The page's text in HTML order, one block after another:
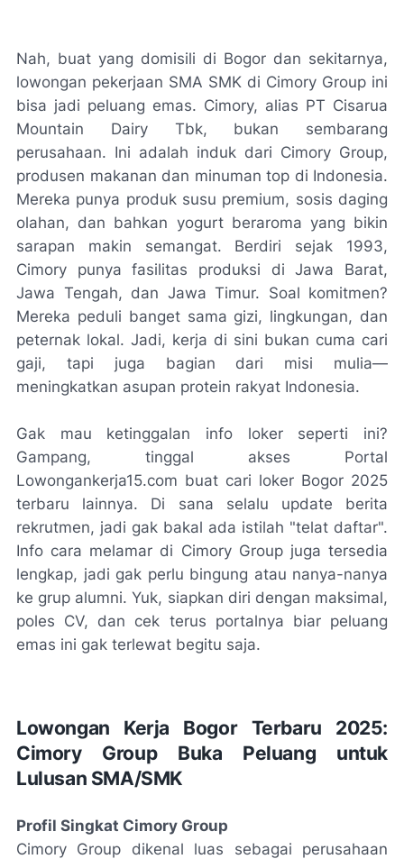
Nah, buat yang domisili di Bogor dan sekitarnya,
lowongan pekerjaan SMA SMK di Cimory Group ini
bisa jadi peluang emas. Cimory, alias PT Cisarua
Mountain Dairy Tbk, bukan sembarang
perusahaan. Ini adalah induk dari Cimory Group,
produsen makanan dan minuman top di Indonesia.
Mereka punya produk susu premium, sosis daging
olahan, dan bahkan yogurt beraroma yang bikin
sarapan makin semangat. Berdiri sejak 1993,
Cimory punya fasilitas produksi di Jawa Barat,
Jawa Tengah, dan Jawa Timur. Soal komitmen?
Mereka peduli banget sama gizi, lingkungan, dan
peternak lokal. Jadi, kerja di sini bukan cuma cari
gaji, tapi juga bagian dari misi mulia—
meningkatkan asupan protein rakyat Indonesia.
Gak mau ketinggalan info loker seperti ini?
Gampang, tinggal akses Portal
Lowongankerja15.com buat cari loker Bogor 2025
terbaru lainnya. Di sana selalu update berita
rekrutmen, jadi gak bakal ada istilah "telat daftar".
Info cara melamar di Cimory Group juga tersedia
lengkap, jadi gak perlu bingung atau nanya-nanya
ke grup alumni. Yuk, siapkan diri dengan maksimal,
poles CV, dan cek terus portalnya biar peluang
emas ini gak terlewat begitu saja.
Lowongan Kerja Bogor Terbaru 2025:
Cimory Group Buka Peluang untuk
Lulusan SMA/SMK
Profil Singkat Cimory Group
Cimory Group dikenal luas sebagai perusahaan